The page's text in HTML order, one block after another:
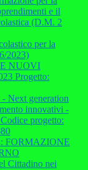
e il
(D.M. 2
per la
2023)
NUOVI
Progetto:
Next generation
innovativi -
progetto:
FORMAZIONE
Cittadino nei